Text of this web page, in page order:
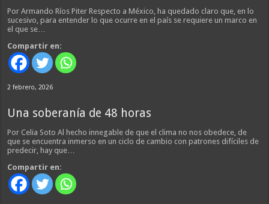
Por Armando Ríos Piter Respecto a México, ha quedado claro que, en lo
sucesivo, para entender lo que ocurre en el país se requiere un marco en
el que se…
Compartir en:
2 febrero, 2026
Una soberanía de 48 horas
Por Celia Soto Al hecho innegable de que el clima no nos obedece, de
que se encuentra inmerso en un ciclo de cambio con patrones difíciles de
predecir, hay que…
Compartir en: